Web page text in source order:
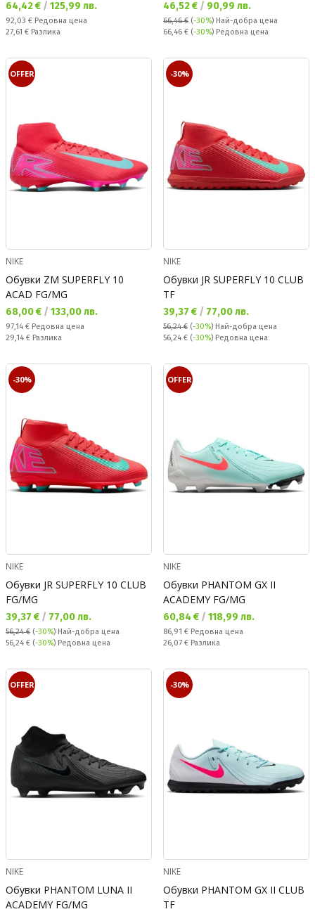
Текуща цена:
64,42 € / 125,99 лв.
Редовна цена:
92,03 € Редовна цена
Спестявате:
27,61 € Разлика
Текуща цена:
46,52 € / 90,99 лв.
66,46 € (-30%) Най-добра цена
Редовна цена:
66,46 € (-30%) Редовна цена
OFFER
NIKE
Обувки ZM SUPERFLY 10
ACAD FG/MG
Текуща цена:
68,00 € / 133,00 лв.
Редовна цена:
97,14 € Редовна цена
Спестявате:
29,14 € Разлика
-30%
NIKE
Обувки JR SUPERFLY 10 CLUB
TF
Текуща цена:
39,37 € / 77,00 лв.
56,24 € (-30%) Най-добра цена
Редовна цена:
56,24 € (-30%) Редовна цена
-30%
NIKE
Обувки JR SUPERFLY 10 CLUB
FG/MG
Текуща цена:
39,37 € / 77,00 лв.
56,24 € (-30%) Най-добра цена
Редовна цена:
56,24 € (-30%) Редовна цена
OFFER
NIKE
Обувки PHANTOM GX II
ACADEMY FG/MG
Текуща цена:
60,84 € / 118,99 лв.
Редовна цена:
86,91 € Редовна цена
Спестявате:
26,07 € Разлика
OFFER
NIKE
Обувки PHANTOM LUNA II
ACADEMY FG/MG
-30%
NIKE
Обувки PHANTOM GX II CLUB
TF